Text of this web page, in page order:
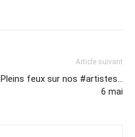
Article suivant
Pleins feux sur nos #artistes…
6 mai